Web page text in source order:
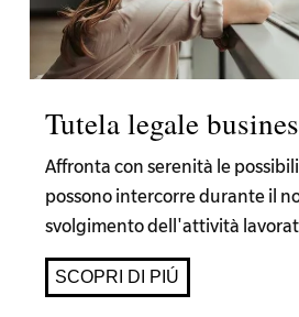
Tutela legale
Affronta con serenità le
possono intercorre durante il
svolgimento dell'attività
SCOPRI DI PIÚ